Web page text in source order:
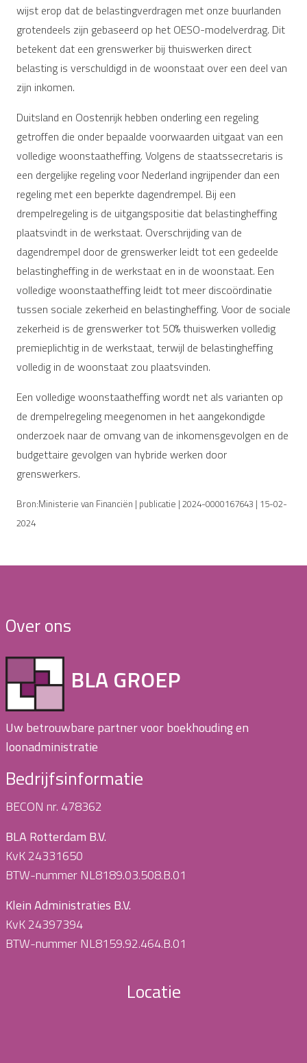
wijst erop dat de belastingverdragen met onze buurlanden
grotendeels zijn gebaseerd op het OESO-modelverdrag. Dit
betekent dat een grenswerker bij thuiswerken direct
belasting is verschuldigd in de woonstaat over een deel van
zijn inkomen.
Duitsland en Oostenrijk hebben onderling een regeling
getroffen die onder bepaalde voorwaarden uitgaat van een
volledige woonstaatheffing. Volgens de staatssecretaris is
een dergelijke regeling voor Nederland ingrijpender dan een
regeling met een beperkte dagendrempel. Bij een
drempelregeling is de uitgangspositie dat belastingheffing
plaatsvindt in de werkstaat. Overschrijding van de
dagendrempel door de grenswerker leidt tot een gedeelde
belastingheffing in de werkstaat en in de woonstaat. Een
volledige woonstaatheffing leidt tot meer discoördinatie
tussen sociale zekerheid en belastingheffing. Voor de sociale
zekerheid is de grenswerker tot 50% thuiswerken volledig
premieplichtig in de werkstaat, terwijl de belastingheffing
volledig in de woonstaat zou plaatsvinden.
Een volledige woonstaatheffing wordt net als varianten op
de drempelregeling meegenomen in het aangekondigde
onderzoek naar de omvang van de inkomensgevolgen en de
budgettaire gevolgen van hybride werken door
grenswerkers.
Bron:Ministerie van Financiën | publicatie | 2024-0000167643 | 15-02-
2024
Over ons
BLA GROEP
Uw betrouwbare partner voor boekhouding en
loonadministratie
Bedrijfsinformatie
BECON nr. 478362
BLA Rotterdam B.V.
KvK 24331650
BTW-nummer NL8189.03.508.B.01
Klein Administraties B.V.
KvK 24397394
BTW-nummer NL8159.92.464.B.01
Locatie